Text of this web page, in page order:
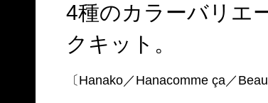
4種のカラーバリエ
クキット。
〔Hanako／Hanacomme ça／